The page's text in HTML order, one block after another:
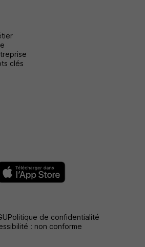
clés
Politique de confidentialité
: non conforme